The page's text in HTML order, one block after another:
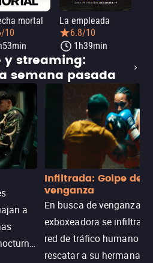
mortal
10
La empleada
6.8/10
1h39min
y streaming:
semana pasada
a
Infiltrada: Golpe de
venganza
En busca de venganza,
exboxeadora se infiltra
red de tráfico humano
rescatar a su hermana